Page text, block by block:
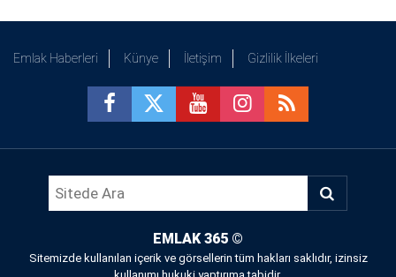
Emlak Haberleri Künye İletişim Gizlilik İlkeleri
EMLAK 365 ©
Sitemizde kullanılan içerik ve görsellerin tüm hakları saklıdır, izinsiz